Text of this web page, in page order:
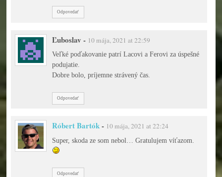
Odpovedať
Ľuboslav - 10 mája, 2021 at 22:59
Veľké poďakovanie patrí Lacovi a Ferovi za úspešné
podujatie.
Dobre bolo, príjemne strávený čas.
Odpovedať
Róbert Bartók- 10 mája, 2021 at 22:24
Super, skoda ze som nebol… Gratulujem víťazom.
Odpovedať